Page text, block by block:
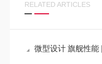
RELATED ARTICLES
微型设计 旗舰性能 | 新一代固态电化学甲醛